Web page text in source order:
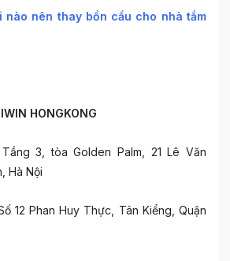
nào nên thay bồn cầu cho nhà tắm
HONGKONG
3, tòa Golden Palm, 21 Lê Văn
Hà Nội
12 Phan Huy Thực, Tân Kiểng, Quận